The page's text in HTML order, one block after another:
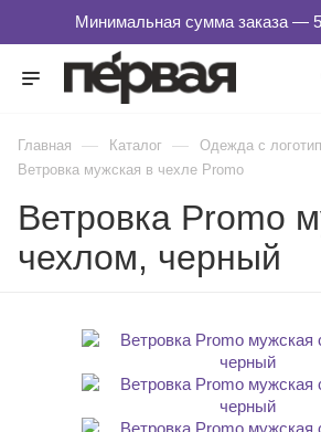
Главная — Каталог — Одежда с
Ветровка мужская в чехле Promo
Ветровка Promo
чехлом, черный